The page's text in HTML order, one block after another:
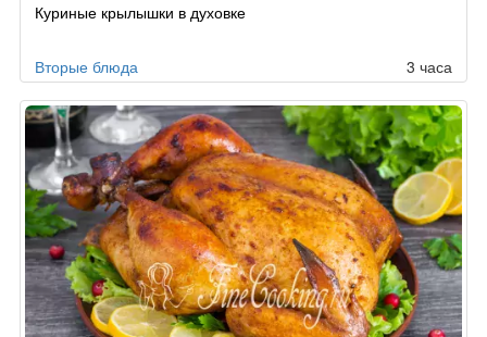
Куриные крылышки в духовке
Вторые блюда 3 часа